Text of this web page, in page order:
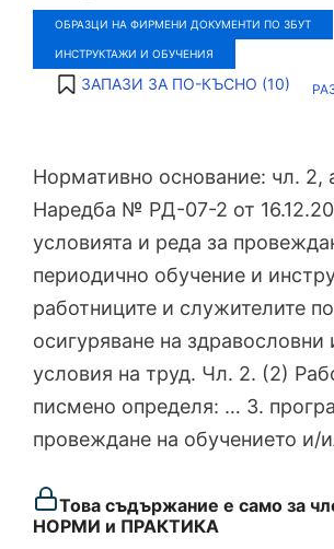
ОБРАЗЦИ НА ФИРМЕНИ ДОКУМЕНТИ ПО ЗБУТ
ИНСТРУКТАЖИ И ОБУЧЕНИЯ
ЗАПАЗИ ЗА ПО-КЪСНО (10)
Нормативно основание: чл. 2,
Наредба № РД-07-2 от
условията и реда за
периодично обучение и
работниците и служителите
осигуряване на здравословни
условия на труд. Чл. 2. (2)
писмено определя: … 3.
провеждане на обучението и/
Това съдържание е само за
НОРМИ и ПРАКТИКА